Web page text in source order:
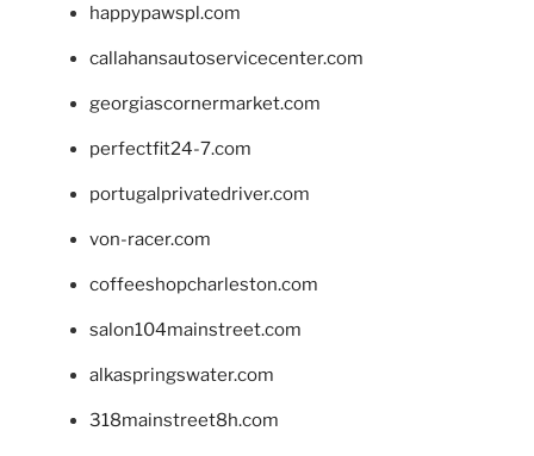
happypawspl.com
callahansautoservicecenter.com
georgiascornermarket.com
perfectfit24-7.com
portugalprivatedriver.com
von-racer.com
coffeeshopcharleston.com
salon104mainstreet.com
alkaspringswater.com
318mainstreet8h.com